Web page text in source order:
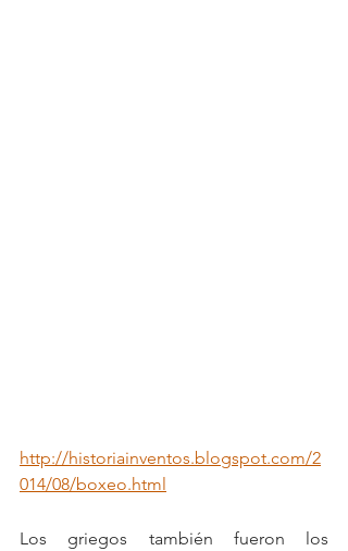
http://historiainventos.blogspot.com/2
014/08/boxeo.html
Los griegos también fueron los